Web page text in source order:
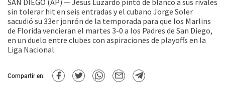
SAN DIEGO (AP) — Jesús Luzardo pintó de blanco a sus rivales
sin tolerar hit en seis entradas y el cubano Jorge Soler
sacudió su 33er jonrón de la temporada para que los Marlins
de Florida vencieran el martes 3-0 a los Padres de San Diego,
en un duelo entre clubes con aspiraciones de playoffs en la
Liga Nacional.
Compartir en: